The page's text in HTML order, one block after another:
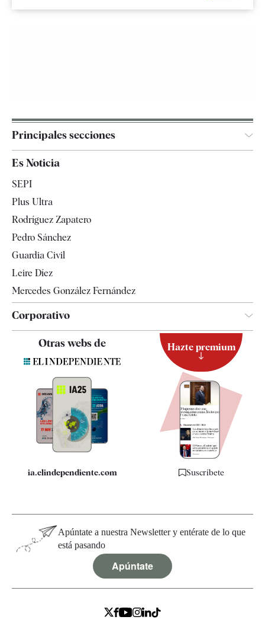
Principales secciones
España
Televisión
Es Noticia
SEPI
Plus Ultra
Rodríguez Zapatero
Pedro Sánchez
Guardia Civil
Leire Díez
Mercedes González Fernández
Corporativo
Contacto
Quiénes somos
Especificaciones
Otras webs de
ia.elindependiente.com
Hazte premium
Suscríbete
Apúntate a nuestra Newsletter y entérate de lo que
está pasando
Apúntate